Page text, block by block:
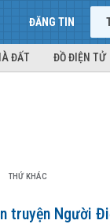
ĐĂNG TIN
ĐẤT ĐỒ ĐIỆN TỬ
THỨ KHÁC
truyện Người